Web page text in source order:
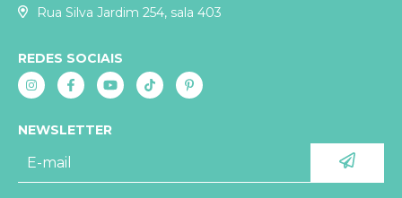
Rua Silva Jardim 254, sala 403
REDES SOCIAIS
NEWSLETTER